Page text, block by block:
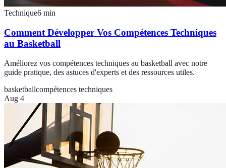
Technique6 min
Comment Développer Vos Compétences Techniques
au Basketball
Améliorez vos compétences techniques au basketball avec notre
guide pratique, des astuces d'experts et des ressources utiles.
basketballcompétences techniques
Aug 4